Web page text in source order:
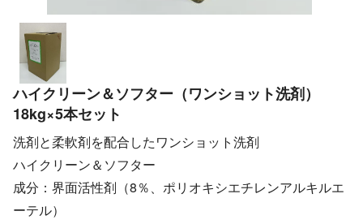
ハイクリーン＆ソフター（ワンショット洗剤）
18kg×5本セット
洗剤と柔軟剤を配合したワンショット洗剤
ハイクリーン＆ソフター
成分：界面活性剤（8％、ポリオキシエチレンアルキルエ
ーテル）